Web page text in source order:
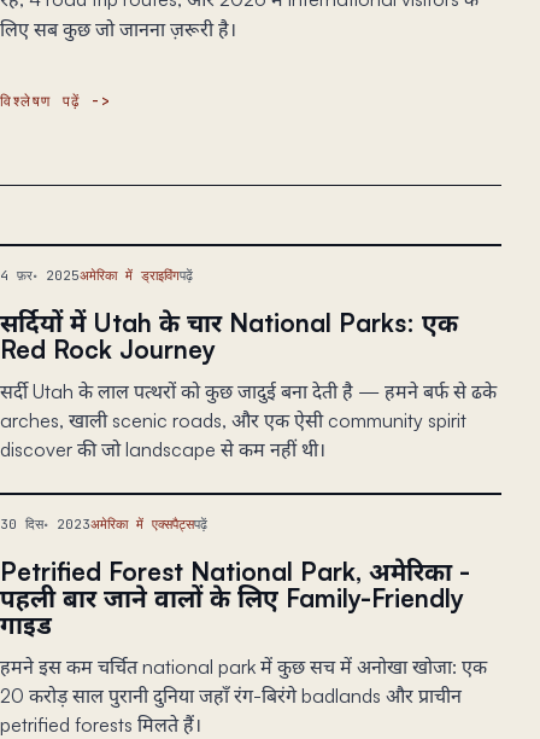
लिए सब कुछ जो जानना ज़रूरी है।
विश्लेषण पढ़ें
4 फ़र॰ 2025अमेरिका में ड्राइविंगपढ़ें
सर्दियों में Utah के चार National Parks: एक
Red Rock Journey
सर्दी Utah के लाल पत्थरों को कुछ जादुई बना देती है — हमने बर्फ से ढके
arches, खाली scenic roads, और एक ऐसी community spirit
discover की जो landscape से कम नहीं थी।
30 दिस॰ 2023अमेरिका में एक्सपैट्सपढ़ें
Petrified Forest National Park, अमेरिका -
पहली बार जाने वालों के लिए Family-Friendly
गाइड
हमने इस कम चर्चित national park में कुछ सच में अनोखा खोजा: एक
20 करोड़ साल पुरानी दुनिया जहाँ रंग-बिरंगे badlands और प्राचीन
petrified forests मिलते हैं।